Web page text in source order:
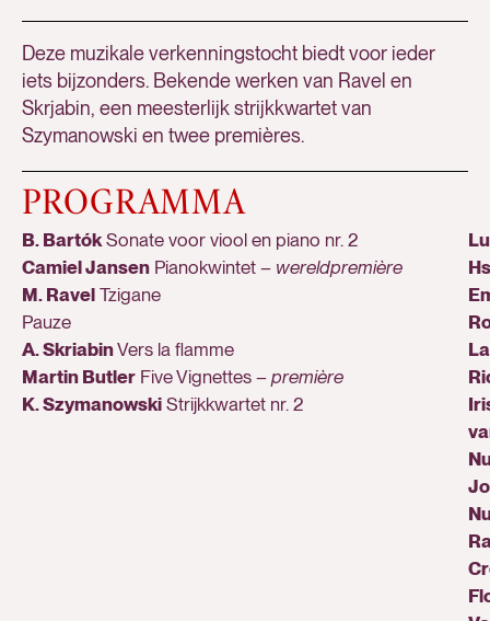
Deze muzikale verkenningstocht biedt voor ieder
iets bijzonders. Bekende werken van Ravel en
Skrjabin, een meesterlijk strijkkwartet van
Szymanowski en twee premières.
PROGRAMMA
B. Bartók Sonate voor viool en piano nr. 2
Camiel Jansen Pianokwintet – wereldpremière
M. Ravel Tzigane
Pauze
A. SkriabinVers la flamme
Martin Butler Five Vignettes – première
K. Szymanowski Strijkkwartet nr. 2